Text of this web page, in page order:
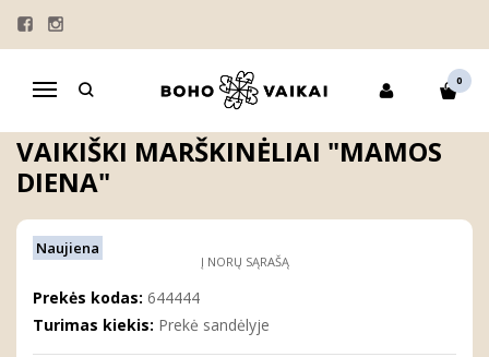
Navigacija
0
Pagrindinis
VELYKŲ DRABUŽIŲ KOMPLEKTAI
MAMOS DIENOS MARŠKINĖLIAI VAIKAMS
Vaikiški marškinėliai "MAMOS DIENA"
VAIKIŠKI MARŠKINĖLIAI "MAMOS
DIENA"
Naujiena
Į NORŲ SĄRAŠĄ
Prekės kodas: 644444
Turimas kiekis: Prekė sandėlyje